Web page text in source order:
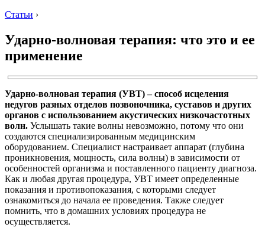
Статьи ›
Ударно-волновая терапия: что это и ее
применение
Ударно-волновая терапия (УВТ) – способ исцеления
недугов разных отделов позвоночника, суставов и других
органов с использованием акустических низкочастотных
волн. Услышать такие волны невозможно, потому что они
создаются специализированным медицинским
оборудованием. Специалист настраивает аппарат (глубина
проникновения, мощность, сила волны) в зависимости от
особенностей организма и поставленного пациенту диагноза.
Как и любая другая процедура, УВТ имеет определенные
показания и противопоказания, с которыми следует
ознакомиться до начала ее проведения. Также следует
помнить, что в домашних условиях процедура не
осуществляется.